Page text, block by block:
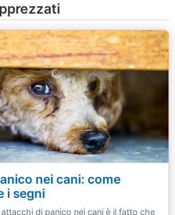
nei cani: come
i segni
di panico nei cani è il fatto che